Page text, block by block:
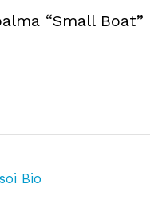
“Small Boat”
Bio